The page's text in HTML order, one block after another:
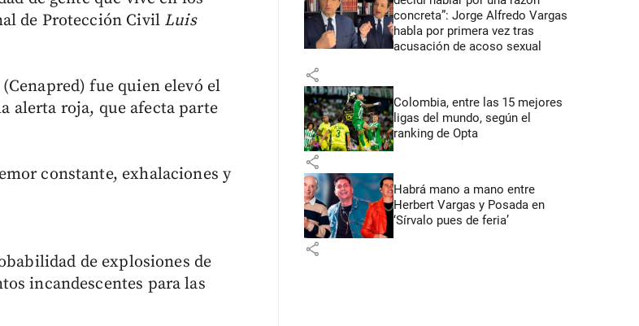
de Protección Civil Luis
fue quien elevó el
alerta roja, que afecta parte
constante, exhalaciones y
de explosiones de
incandescentes para las
concreta”: Jorge Alfredo Vargas
habla por primera vez tras
acusación de acoso sexual
share
Colombia, entre las 15 mejores
ligas del mundo, según el
ranking de Opta
share
Habrá mano a mano entre
Herbert Vargas y Posada en
‘Sírvalo pues de feria’
share